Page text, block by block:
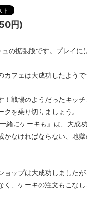
用品
円)
の拡張版です。プレイに
カフェは大成功したよう
！戦場のようだったキッ
を乗り切りましょう。
緒にケーキも』は、大
かなければならない、地
ョップは大成功しました
く、ケーキの注文もこな